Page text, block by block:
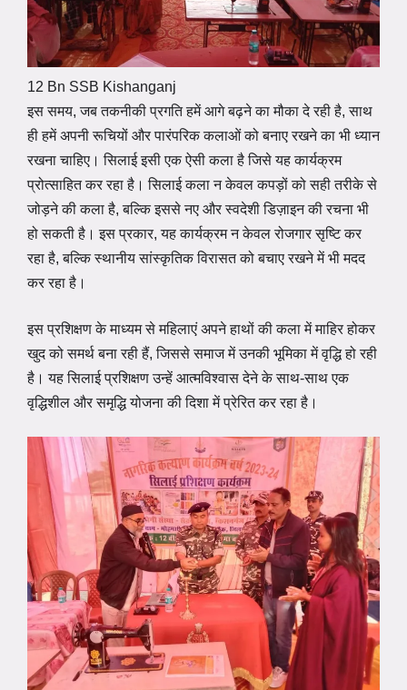
12 Bn SSB Kishanganj
इस समय, जब तकनीकी प्रगति हमें आगे बढ़ने का मौका दे रही है, साथ
ही हमें अपनी रूचियों और पारंपरिक कलाओं को बनाए रखने का भी ध्यान
रखना चाहिए। सिलाई इसी एक ऐसी कला है जिसे यह कार्यक्रम
प्रोत्साहित कर रहा है। सिलाई कला न केवल कपड़ों को सही तरीके से
जोड़ने की कला है, बल्कि इससे नए और स्वदेशी डिज़ाइन की रचना भी
हो सकती है। इस प्रकार, यह कार्यक्रम न केवल रोजगार सृष्टि कर
रहा है, बल्कि स्थानीय सांस्कृतिक विरासत को बचाए रखने में भी मदद
कर रहा है।
इस प्रशिक्षण के माध्यम से महिलाएं अपने हाथों की कला में माहिर होकर
खुद को समर्थ बना रही हैं, जिससे समाज में उनकी भूमिका में वृद्धि हो रही
है। यह सिलाई प्रशिक्षण उन्हें आत्मविश्वास देने के साथ-साथ एक
वृद्धिशील और समृद्धि योजना की दिशा में प्रेरित कर रहा है।